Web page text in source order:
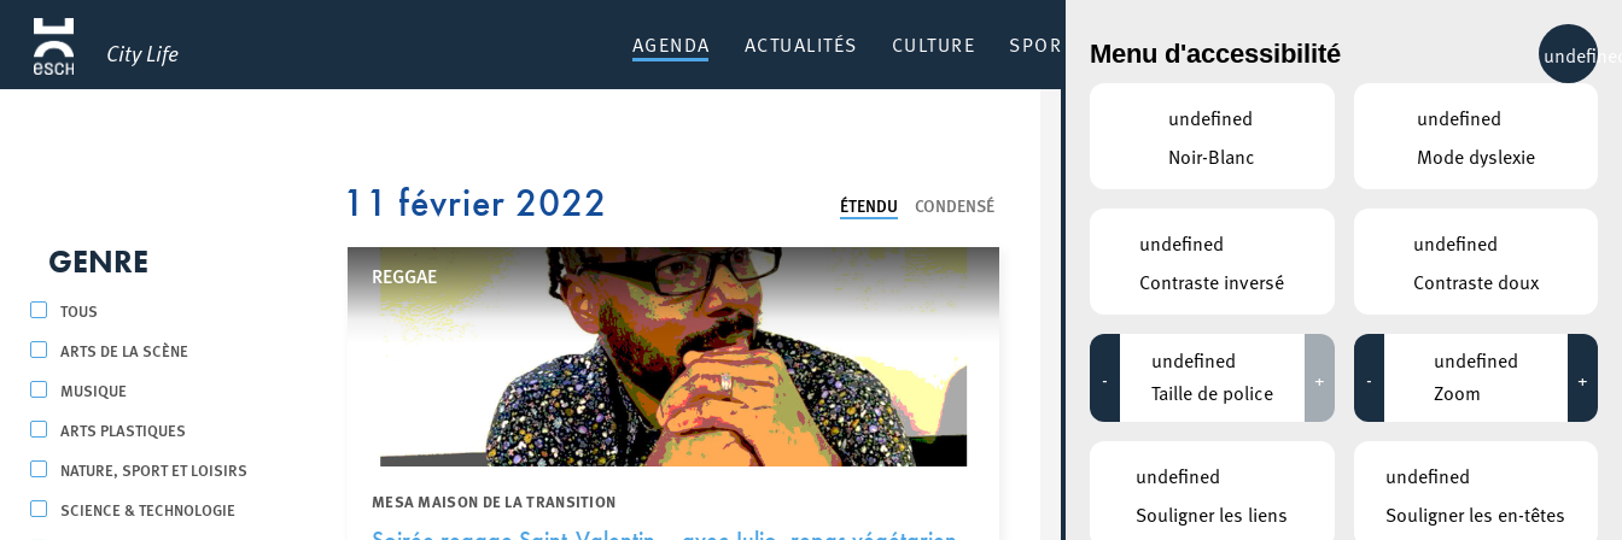
City Life AGENDA ACTUALITÉS CULTURE SPORT & RÉCRÉATION MOBILITÉ
GENRE
TOUS
ARTS DE LA SCÈNE
MUSIQUE
ARTS PLASTIQUES
NATURE, SPORT ET LOISIRS
SCIENCE & TECHNOLOGIE
ÉTENDU CONDENSÉ
11 février 2022
REGGAE
MESA MAISON DE LA TRANSITION
ÉVÉNEMENTS CONTINUS
11 AOÛT 2020
Yoga in the city
Jusqu'au 23 août
Exposition : Sollbruchstelle de Max
Mertens
Jusqu'au 05 septembre
18°C
Menu d'accessibilité
undefined
Noir-Blanc
undefined
Mode dyslexie
undefined
Contraste inversé
undefined
Contraste doux
-
undefined
Taille de police
+ -
undefined
Zoom
+
undefined
Souligner les liens
undefined
Souligner les en-têtes